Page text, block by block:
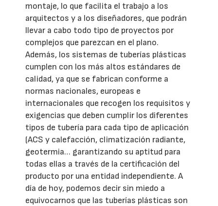
montaje, lo que facilita el trabajo a los
arquitectos y a los diseñadores, que podrán
llevar a cabo todo tipo de proyectos por
complejos que parezcan en el plano.
Además, los sistemas de tuberías plásticas
cumplen con los más altos estándares de
calidad, ya que se fabrican conforme a
normas nacionales, europeas e
internacionales que recogen los requisitos y
exigencias que deben cumplir los diferentes
tipos de tubería para cada tipo de aplicación
(ACS y calefacción, climatización radiante,
geotermia… garantizando su aptitud para
todas ellas a través de la certificación del
producto por una entidad independiente. A
día de hoy, podemos decir sin miedo a
equivocarnos que las tuberías plásticas son